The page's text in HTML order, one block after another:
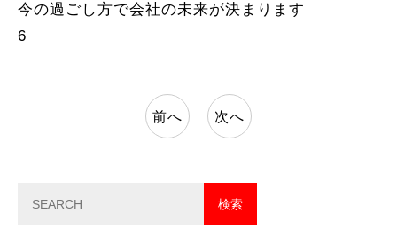
今の過ごし方で会社の未来が決まります
6
前へ 次へ